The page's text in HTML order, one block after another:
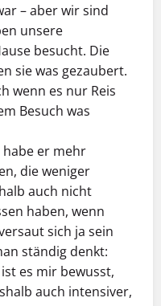
– aber wir sind
unsere
besucht. Die
sie was gezaubert.
wenn es nur Reis
Besuch was
er mehr
die weniger
auch nicht
haben, wenn
sich ja sein
ständig denkt:
es mir bewusst,
auch intensiver,